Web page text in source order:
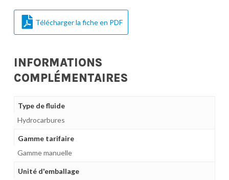
Télécharger la fiche en PDF
INFORMATIONS
COMPLÉMENTAIRES
Type de fluide
Hydrocarbures
Gamme tarifaire
Gamme manuelle
Unité d'emballage